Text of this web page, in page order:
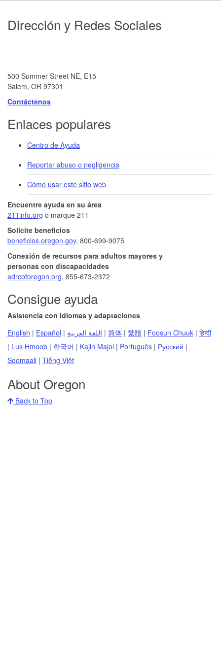
Footer
Dirección y Redes Sociales
500 Summer Street NE, E15
Salem, OR 97301
Contáctenos
Enlaces populares
Centro de Ayuda
Reportar abuso o negligencia
Cómo usar este sitio web
Encuentre ayuda en su área
211info.org o marque 211
Solicite beneficios
beneficios.oregon.gov, 800-699-9075
Conexión de recursos para adultos mayores y
personas con discapacidades
adrcoforegon.org, 855-673-2372
Consigue ayuda
Asistencia con idiomas y adaptaciones
English | Español | اللغة العربية | 简体 | 繁體 | Foosun Chuuk | हिन्दी
| Lus Hmoob | 한국어 | Kajin Majol | Português | Русский |
Soomaali | Tiếng Việt
About Oregon
Back to Top